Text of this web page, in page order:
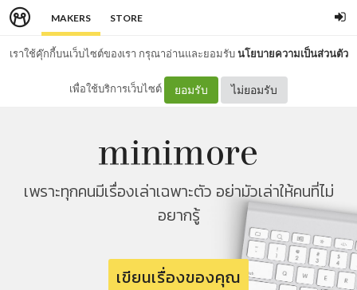
MAKERS STORE
เราใช้คุ๊กกี้บนเว็บไซต์ของเรา กรุณาอ่านและยอมรับนโยบายความเป็นส่วนตัว
เพื่อใช้บริการเว็บไซต์ ยอมรับ ไม่ยอมรับ
เพราะทุกคนมีเรื่องเล่าเฉพาะตัว อย่ามัวเล่าให้คนที่ไม่
อยากรู้
เขียนเรื่องของคุณ